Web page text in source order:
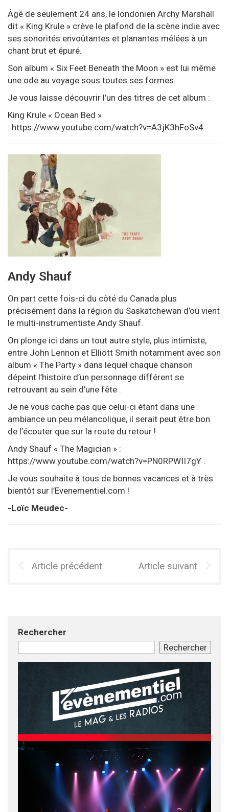
Âgé de seulement 24 ans, le londonien Archy Marshall
dit « King Krule » crève le plafond de la scène indie avec
ses sonorités envoûtantes et planantes mêlées à un
chant brut et épuré.
Son album « Six Feet Beneath the Moon » est lui même
une ode au voyage sous toutes ses formes.
Je vous laisse découvrir l’un des titres de cet album :
King Krule « Ocean Bed »
: https://www.youtube.com/watch?v=A3jK3hFoSv4
Andy Shauf
On part cette fois-ci du côté du Canada plus
précisément dans la région du Saskatchewan d’où vient
le multi-instrumentiste Andy Shauf.
On plonge ici dans un tout autre style, plus intimiste,
entre John Lennon et Elliott Smith notamment avec son
album « The Party » dans lequel chaque chanson
dépeint l’histoire d’un personnage différent se
retrouvant au sein d’une fête .
Je ne vous cache pas que celui-ci étant dans une
ambiance un peu mélancolique, il serait peut être bon
de l’écouter que sur la route du retour !
Andy Shauf « The Magician » :
https://www.youtube.com/watch?v=PN0RPWII7gY .
Je vous souhaite à tous de bonnes vacances et à très
bientôt sur l’Evenementiel.com !
-Loïc Meudec-
Article précédent Article suivant
Rechercher
Rechercher